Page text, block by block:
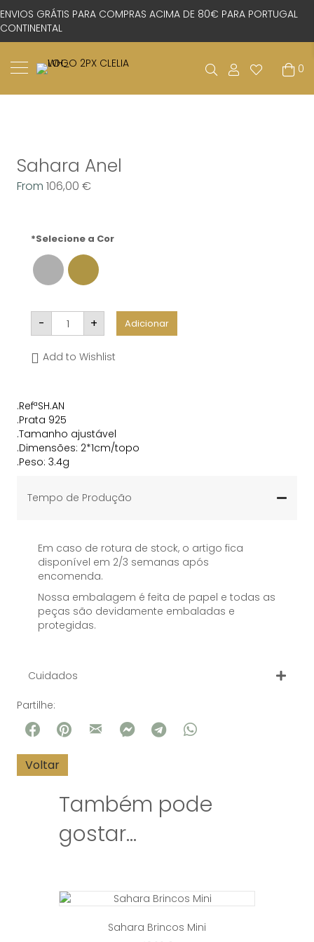
ENVIOS GRÁTIS PARA COMPRAS ACIMA DE 80€ PARA PORTUGAL
CONTINENTAL
0
Sahara Anel
From 106,00 €
*Selecione a Cor
- Quantidade
Sahara
+ Adicionar
Add to Wishlist
.RefªSH.AN
.Prata 925
.Tamanho ajustável
.Dimensões: 2*1cm/topo
.Peso: 3.4g
Tempo de Produção
Em caso de rotura de stock, o artigo fica
disponível em 2/3 semanas após
encomenda.
Nossa embalagem é feita de papel e todas as
peças são devidamente embaladas e
protegidas.
Cuidados
Partilhe:
Também pode
gostar…
Sahara Brincos Mini